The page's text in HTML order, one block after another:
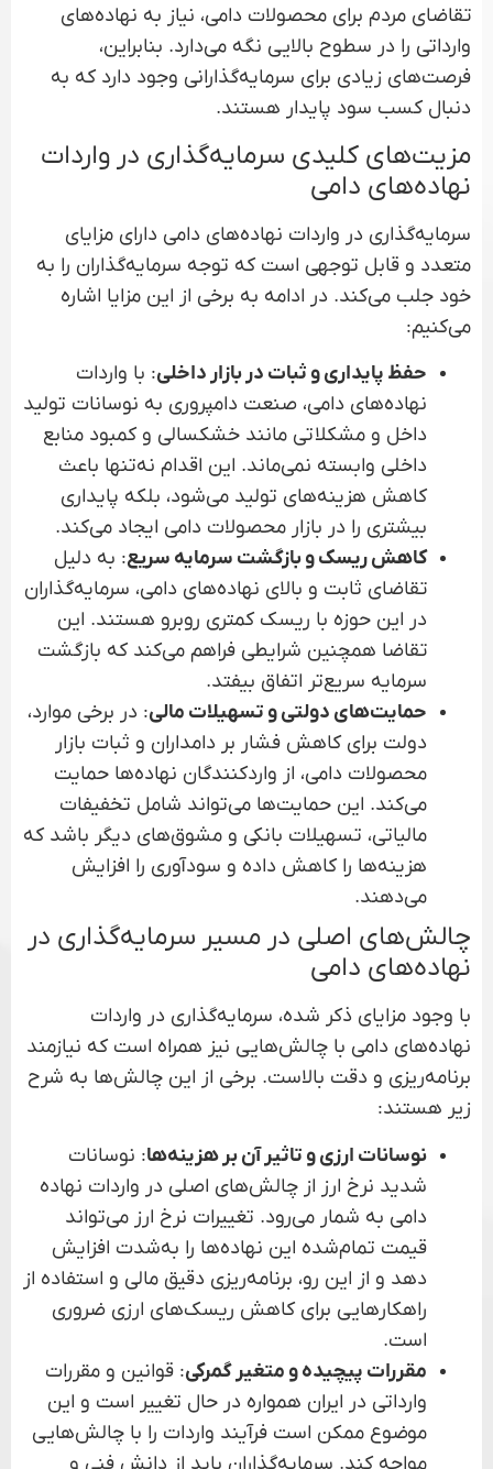
تقاضای مردم برای محصولات دامی، نیاز به نهاده‌های
وارداتی را در سطوح بالایی نگه می‌دارد. بنابراین،
فرصت‌های زیادی برای سرمایه‌گذارانی وجود دارد که به
دنبال کسب سود پایدار هستند.
مزیت‌های کلیدی سرمایه‌گذاری در واردات
نهاده‌های دامی
سرمایه‌گذاری در واردات نهاده‌های دامی دارای مزایای
متعدد و قابل توجهی است که توجه سرمایه‌گذاران را به
خود جلب می‌کند. در ادامه به برخی از این مزایا اشاره
می‌کنیم:
حفظ پایداری و ثبات در بازار داخلی: با واردات
نهاده‌های دامی، صنعت دامپروری به نوسانات تولید
داخل و مشکلاتی مانند خشکسالی و کمبود منابع
داخلی وابسته نمی‌ماند. این اقدام نه‌تنها باعث
کاهش هزینه‌های تولید می‌شود، بلکه پایداری
بیشتری را در بازار محصولات دامی ایجاد می‌کند.
کاهش ریسک و بازگشت سرمایه سریع: به دلیل
تقاضای ثابت و بالای نهاده‌های دامی، سرمایه‌گذاران
در این حوزه با ریسک کمتری روبرو هستند. این
تقاضا همچنین شرایطی فراهم می‌کند که بازگشت
سرمایه سریع‌تر اتفاق بیفتد.
حمایت‌های دولتی و تسهیلات مالی: در برخی موارد،
دولت برای کاهش فشار بر دامداران و ثبات بازار
محصولات دامی، از واردکنندگان نهاده‌ها حمایت
می‌کند. این حمایت‌ها می‌تواند شامل تخفیفات
مالیاتی، تسهیلات بانکی و مشوق‌های دیگر باشد که
هزینه‌ها را کاهش داده و سودآوری را افزایش
می‌دهند.
چالش‌های اصلی در مسیر سرمایه‌گذاری در
نهاده‌های دامی
با وجود مزایای ذکر شده، سرمایه‌گذاری در واردات
نهاده‌های دامی با چالش‌هایی نیز همراه است که نیازمند
برنامه‌ریزی و دقت بالاست. برخی از این چالش‌ها به شرح
زیر هستند:
نوسانات ارزی و تاثیر آن بر هزینه‌ها: نوسانات
شدید نرخ ارز از چالش‌های اصلی در واردات نهاده
دامی به شمار می‌رود. تغییرات نرخ ارز می‌تواند
قیمت تمام‌شده این نهاده‌ها را به‌شدت افزایش
دهد و از این رو، برنامه‌ریزی دقیق مالی و استفاده از
راهکارهایی برای کاهش ریسک‌های ارزی ضروری
است.
مقررات پیچیده و متغیر گمرکی: قوانین و مقررات
وارداتی در ایران همواره در حال تغییر است و این
موضوع ممکن است فرآیند واردات را با چالش‌هایی
مواجه کند. سرمایه‌گذاران باید از دانش فنی و